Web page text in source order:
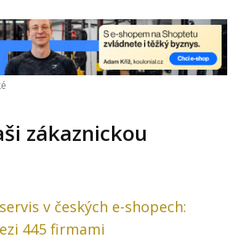
zákaznickou
v českých e-shopech:
445 firmami